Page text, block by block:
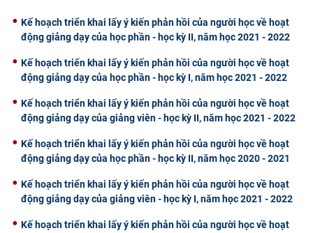
Kế hoạch triển khai lấy ý kiến phản hồi của người học về hoạt
động giảng dạy của học phần - học kỳ II, năm học 2021 - 2022
Kế hoạch triển khai lấy ý kiến phản hồi của người học về hoạt
động giảng dạy của học phần - học kỳ I, năm học 2021 - 2022
Kế hoạch triển khai lấy ý kiến phản hồi của người học về hoạt
động giảng dạy của giảng viên - học kỳ II, năm học 2021 - 2022
Kế hoạch triển khai lấy ý kiến phản hồi của người học về hoạt
động giảng dạy của học phần - học kỳ II, năm học 2020 - 2021
Kế hoạch triển khai lấy ý kiến phản hồi của người học về hoạt
động giảng dạy của giảng viên - học kỳ I, năm học 2021 - 2022
Kế hoạch triển khai lấy ý kiến phản hồi của người học về hoạt